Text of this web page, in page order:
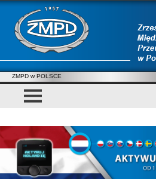
ZMPD w POLSCE